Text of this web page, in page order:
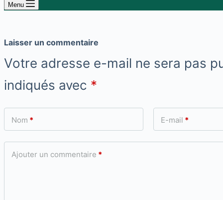
Menu
Laisser un commentaire
Votre adresse e-mail ne sera pas
indiqués avec *
Nom * E-mail *
Ajouter un commentaire *